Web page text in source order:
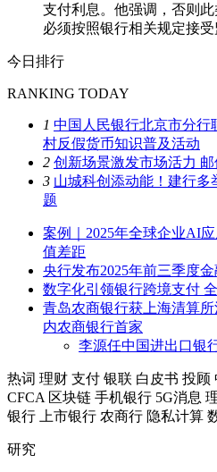
支付利息。他强调，否则
必须按照银行相关规定接受
今日排行
RANKING TODAY
1 中国人民银行北京市分行
村反假货币知识普及活动
2 创新场景激发市场活力
3 山城科创添动能！建行
题
案例｜2025年全球企业AI
值差距
央行发布2025年前三季度
数字化引领银行跨境支付
青岛农商银行获上海清算
内农商银行首家
李源任中国进出口银
热词 理财 支付 银联 白皮书 投顾
CFCA 区块链 手机银行 5G消息
银行
上市银行 农商行 隐私计算
研究